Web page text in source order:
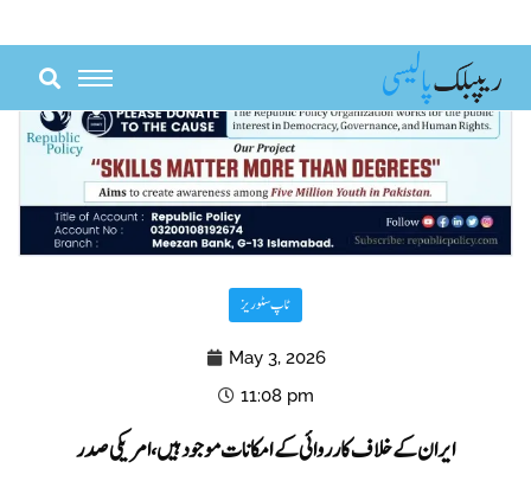
content
ٹاپ سٹوریز
May 3, 2026
11:08 pm
ایران کے خلاف کارروائی کے امکانات موجود ہیں، امریکی صدر